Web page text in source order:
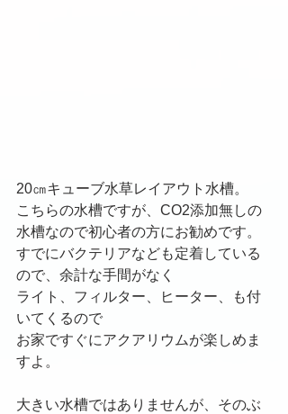
20㎝キューブ水草レイアウト水槽。
こちらの水槽ですが、CO2添加無しの
水槽なので初心者の方にお勧めです。
すでにバクテリアなども定着している
ので、余計な手間がなく
ライト、フィルター、ヒーター、も付
いてくるので
お家ですぐにアクアリウムが楽しめま
すよ。
大きい水槽ではありませんが、そのぶ